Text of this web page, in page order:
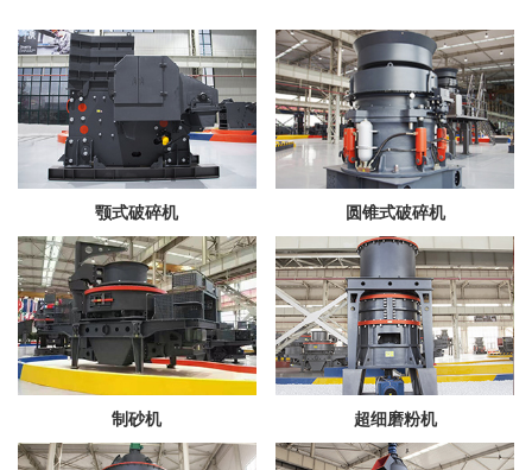
颚式破碎机 圆锥式破碎机
制砂机 超细磨粉机